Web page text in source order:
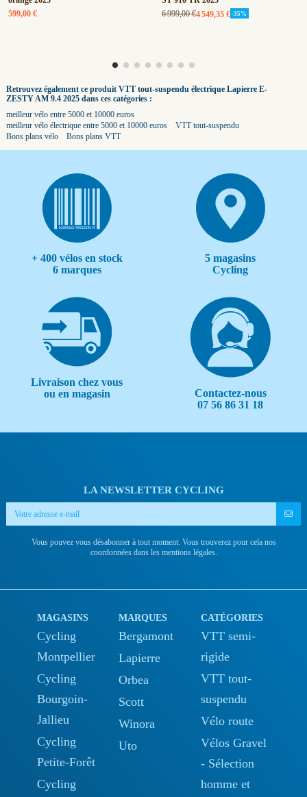
599,00 €
6 999,00 €4 549,35 € -35%
Retrouvez également ce produit VTT tout-suspendu électrique Lapierre E-
ZESTY AM 9.4 2025 dans ces catégories :
meilleur vélo entre 5000 et 10000 euros
meilleur vélo électrique entre 5000 et 10000 euros
VTT tout-suspendu
Bons plans vélo
Bons plans VTT
+ 400 vélos en stock
6 marques
5 magasins
Cycling
Livraison chez vous
ou en magasin
Contactez-nous
07 56 86 31 18
LA NEWSLETTER CYCLING
Vous pouvez vous désabonner à tout moment. Vous trouverez pour cela nos
coordonnées dans les mentions légales.
MAGASINS
Cycling
Montpellier
Cycling
Bourgoin-
Jallieu
Cycling
Petite-Forêt
Cycling
MARQUES
Bergamont
Lapierre
Orbea
Scott
Winora
Uto
CATÉGORIES
VTT semi-
rigide
VTT tout-
suspendu
Vélo route
Vélos Gravel
- Sélection
homme et